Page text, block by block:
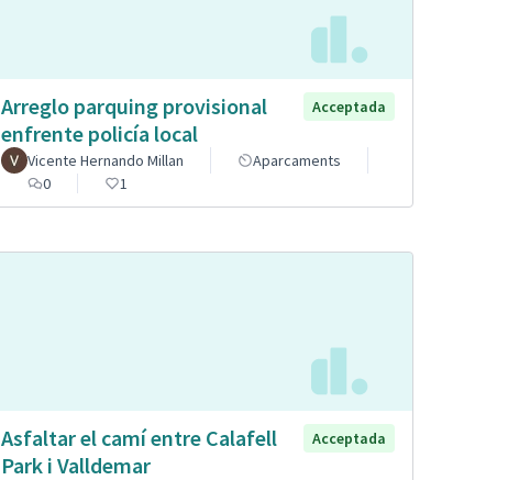
Arreglo parquing provisional
enfrente policía local
Acceptada
Vicente Hernando Millan
Aparcaments
0
1
Asfaltar el camí entre Calafell
Park i Valldemar
Acceptada